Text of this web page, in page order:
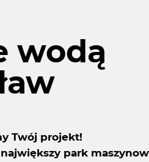
się
wodą
Twój projekt!
park